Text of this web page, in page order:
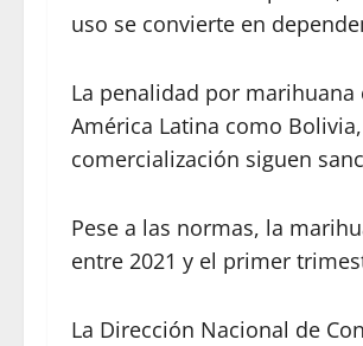
uso se convierte en
La penalidad por
América Latina como
comercialización siguen
Pese a las normas, la
entre 2021 y el primer
La Dirección Nacional de